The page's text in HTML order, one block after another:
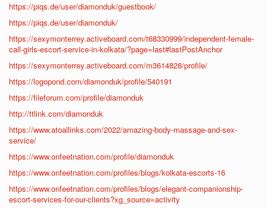
https://piqs.de/user/diamonduk/guestbook/
https://piqs.de/user/diamonduk/
https://sexymonterrey.activeboard.com/t68330999/independent-female-
call-girls-escort-service-in-kolkata/?page=last#lastPostAnchor
https://sexymonterrey.activeboard.com/m3614828/profile/
https://logopond.com/diamonduk/profile/540191
https://fileforum.com/profile/diamonduk
http://ttlink.com/diamonduk
https://www.atoallinks.com/2022/amazing-body-massage-and-sex-
service/
https://www.onfeetnation.com/profile/diamonduk
https://www.onfeetnation.com/profiles/blogs/kolkata-escorts-16
https://www.onfeetnation.com/profiles/blogs/elegant-companionship-
escort-services-for-our-clients?xg_source=activity